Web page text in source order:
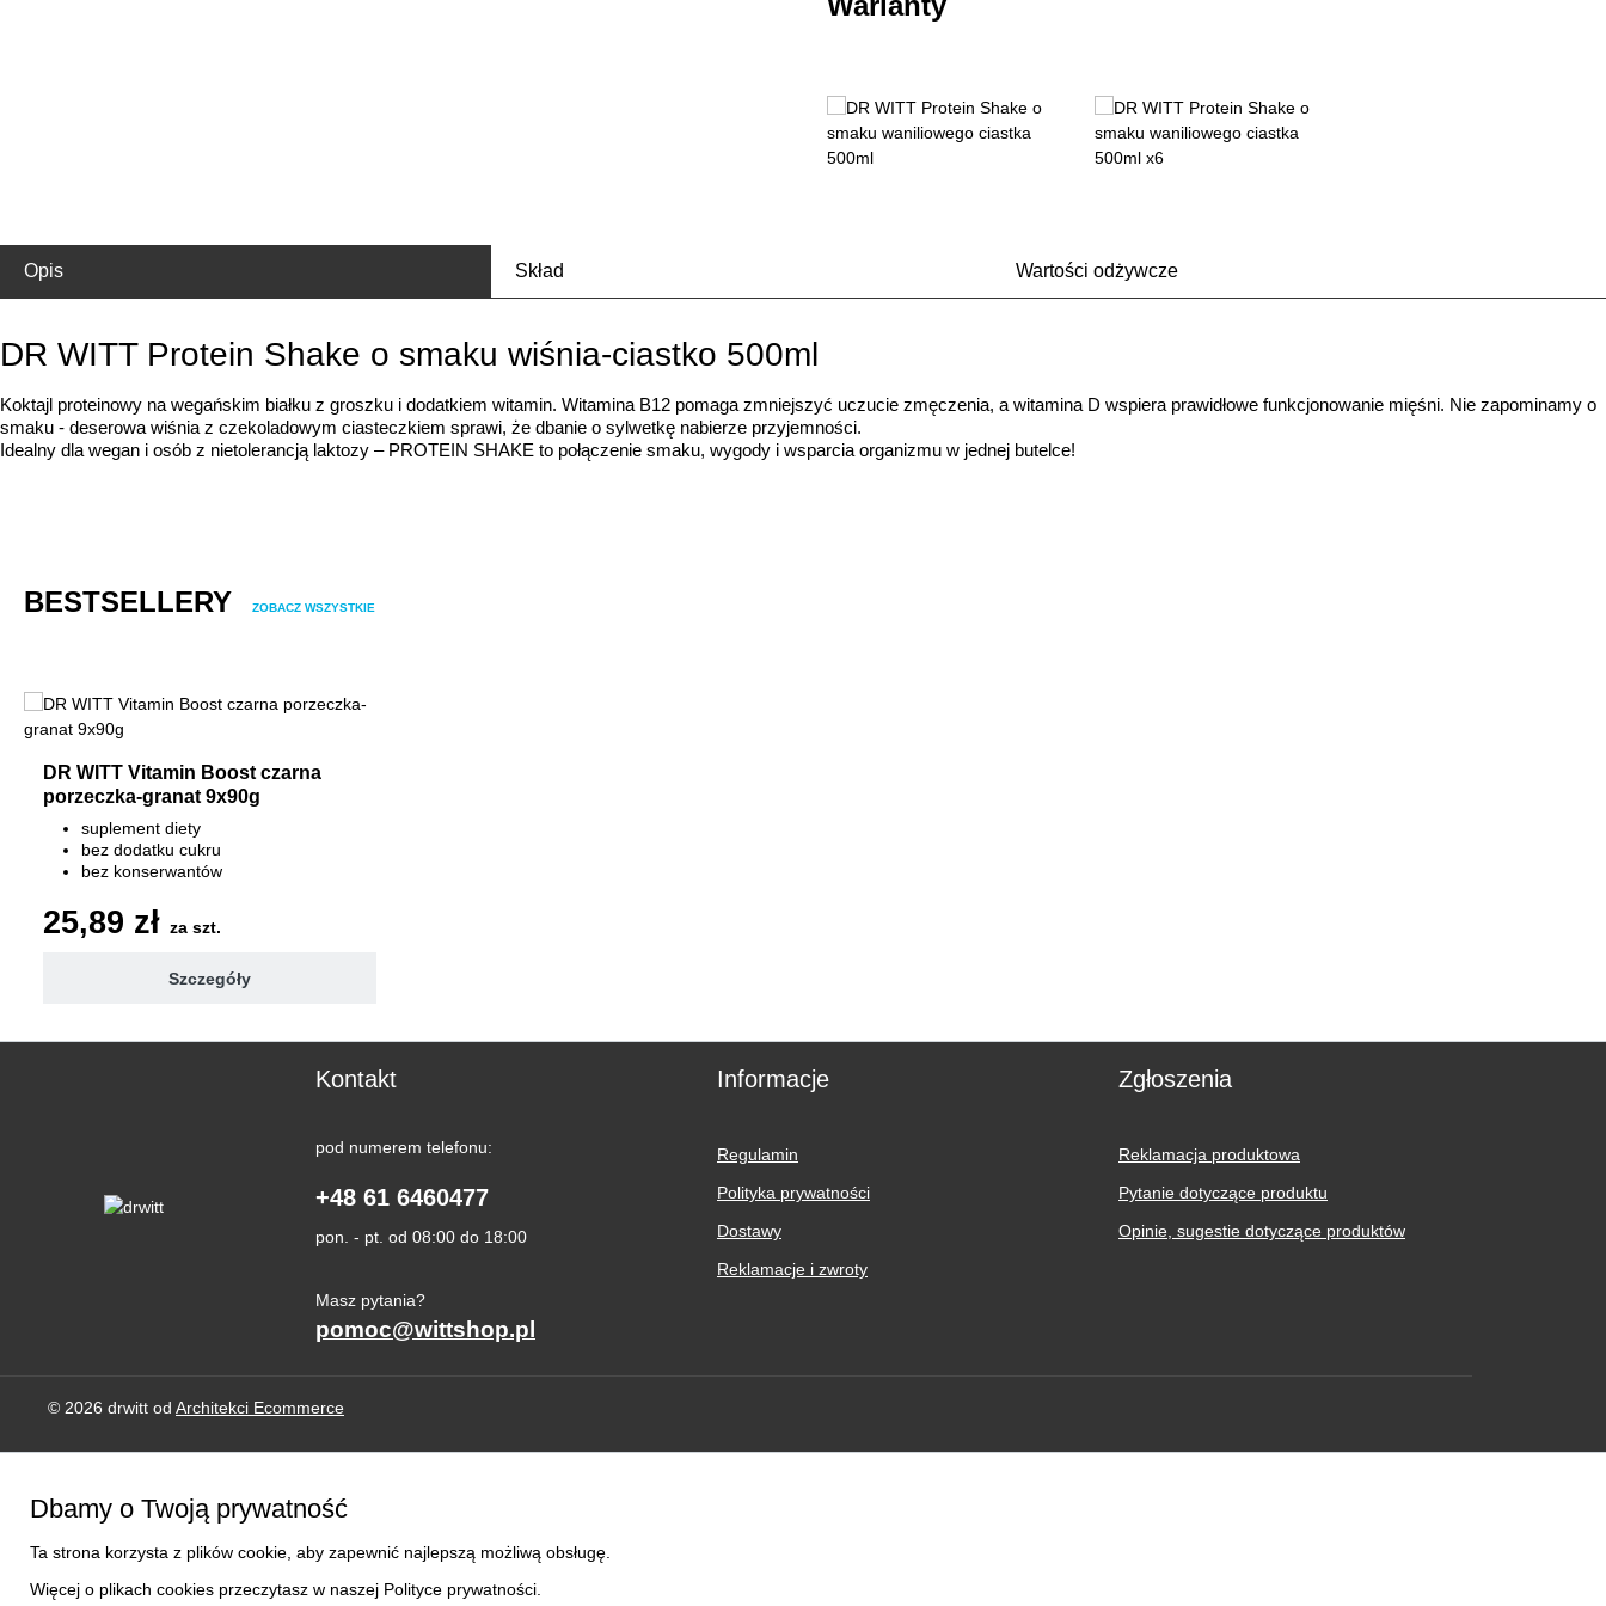
Opis Skład Wartości odżywcze
DR WITT Protein Shake o smaku wiśnia-ciastko 500ml
Koktajl proteinowy na wegańskim białku z groszku i dodatkiem witamin. Witamina B12 pomaga zmniejszyć uczucie zmęczenia, a witamina D wspiera prawidłowe funkcjonowanie mięśni. Nie zapominamy o
smaku - deserowa wiśnia z czekoladowym ciasteczkiem sprawi, że dbanie o sylwetkę nabierze przyjemności.
Idealny dla wegan i osób z nietolerancją laktozy – PROTEIN SHAKE to połączenie smaku, wygody i wsparcia organizmu w jednej butelce!
Pomiń galerię produktów
BESTSELLERY ZOBACZ WSZYSTKIE
DR WITT Vitamin Boost czarna
porzeczka-granat 9x90g
suplement diety
bez dodatku cukru
bez konserwantów
25,89 zł za szt.
Szczegóły
Kontakt
pod numerem telefonu:
+48 61 6460477
pon. - pt. od 08:00 do 18:00
Masz pytania?
pomoc@wittshop.pl
Informacje
Regulamin
Polityka prywatności
Dostawy
Reklamacje i zwroty
Zgłoszenia
Reklamacja produktowa
Pytanie dotyczące produktu
Opinie, sugestie dotyczące produktów
© 2026 drwitt od Architekci Ecommerce
Dbamy o Twoją prywatność
Ta strona korzysta z plików cookie, aby zapewnić najlepszą możliwą obsługę.
Więcej o plikach cookies przeczytasz w naszej Polityce prywatności.